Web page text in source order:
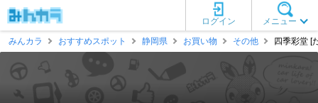
メニュー
ログイン
みんカラ
おすすめスポット 静岡県 お買い物 その他 四季彩堂 [